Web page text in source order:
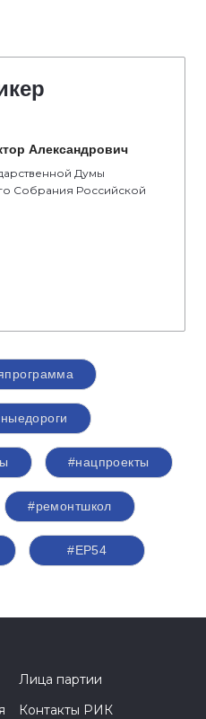
Александрович
Думы
Собрания Российской
#нацпроекты
#ремонтшкол
#ЕР54
Лица партии
Контакты РИК